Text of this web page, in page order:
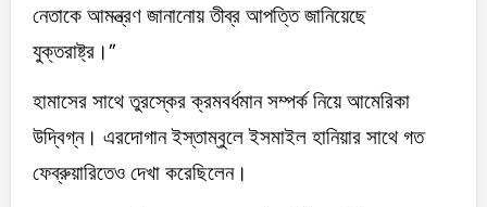
নেতাকে আমন্ত্রণ জানানোয় তীব্র আপত্তি জানিয়েছে
যুক্তরাষ্ট্র।”
হামাসের সাথে তুরস্কের ক্রমবর্ধমান সম্পর্ক নিয়ে আমেরিকা
উদ্বিগ্ন। এরদোগান ইস্তাম্বুলে ইসমাইল হানিয়ার সাথে গত
ফেব্রুয়ারিতেও দেখা করেছিলেন।